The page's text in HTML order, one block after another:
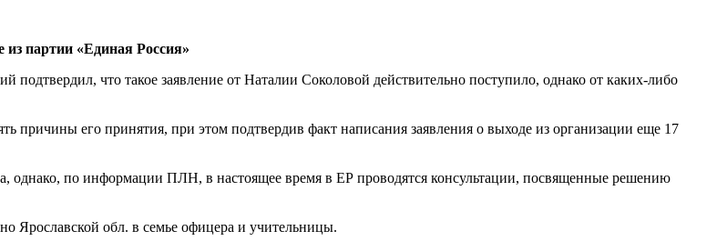
партии «Единая Россия»
подтвердил, что такое заявление от Наталии Соколовой действительно поступило, однако от каких-либо
причины его принятия, при этом подтвердив факт написания заявления о выходе из организации еще 17
однако, по информации ПЛН, в настоящее время в ЕР проводятся консультации, посвященные решению
Ярославской обл. в семье офицера и учительницы.